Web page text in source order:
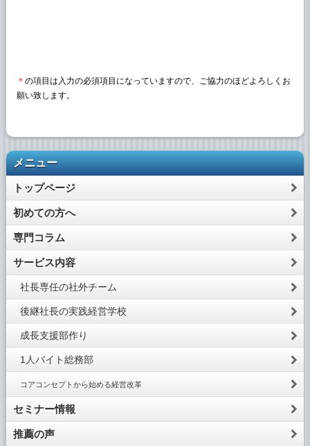
＊ の項目は入力の必須項目になっていますので、ご協力のほどよろしくお
願い致します。
メニュー
トップページ
初めての方へ
専門コラム
サービス内容
社長専任の社外チーム
後継社長の実践経営学校
成長支援部作り
1人バイト総務部
コアコンセプトから始める経営改革
セミナー情報
推薦の声